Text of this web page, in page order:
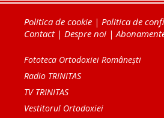
Politica de cookie | Politica de
Contact| Despre noi |
Fototeca Ortodoxiei Românești
Radio TRINITAS
TV TRINITAS
Vestitorul Ortodoxiei